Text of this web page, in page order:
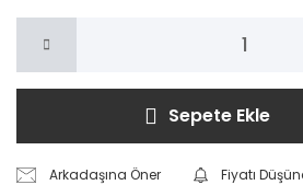
Sepete Ekle
Arkadaşına Öner
Fiyatı